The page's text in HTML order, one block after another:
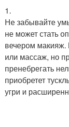
1.
Не забывайте
не может стать
вечером макияж.
или массаж, но
пренебрегать
приобретет
угри и